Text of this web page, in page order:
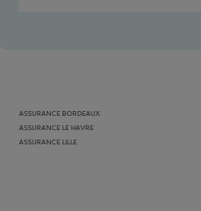
ASSURANCE BORDEAUX
ASSURANCE LE HAVRE
ASSURANCE LILLE